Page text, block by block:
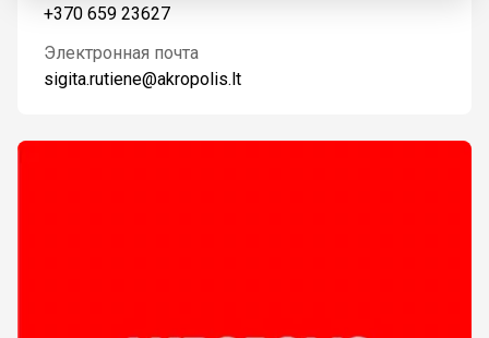
+370 659 23627
Электронная почта
sigita.rutiene@akropolis.lt